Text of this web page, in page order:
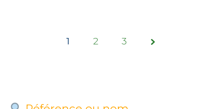
Page
1 2 3